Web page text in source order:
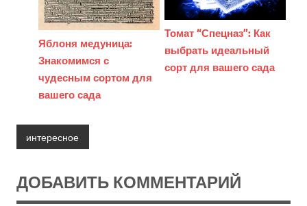
Яблоня медуница:
Знакомимся с
чудесным сортом для
вашего сада
Томат “Спецназ”: Как
выбрать идеальный
сорт для вашего сада
интересное
ДОБАВИТЬ КОММЕНТАРИЙ